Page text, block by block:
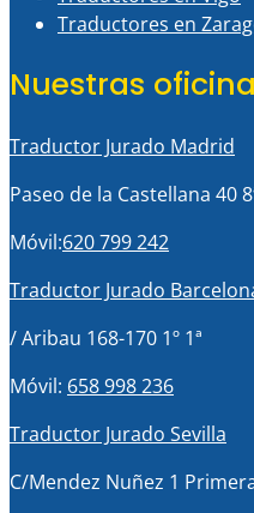
Traductores en
Nuestras
Traductor Jurado Madrid
Paseo de la Castellana 40
Móvil:620 799 242
Traductor Jurado
/ Aribau 168-170 1º 1ª
Móvil: 658 998 236
Traductor Jurado Sevilla
C/Mendez Nuñez 1